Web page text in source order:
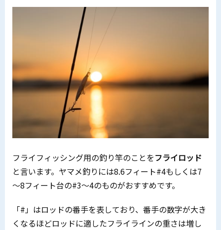
フライフィッシング用の釣り竿のことをフライロッド
と言います。ヤマメ釣りには8.6フィート#4もしくは7
～8フィート台の#3～4のものがおすすめです。
「#」はロッドの番手を表しており、番手の数字が大き
くなるほどロッドに適したフライラインの重さは増し